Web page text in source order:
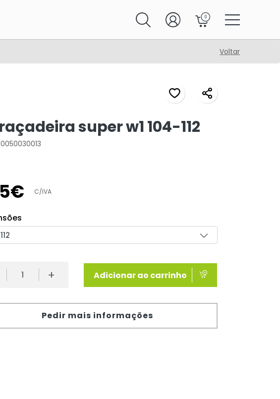
0
Voltar
super w1 104-112
€ C/IVA
+ Adicionar ao carrinho
Pedir mais informações